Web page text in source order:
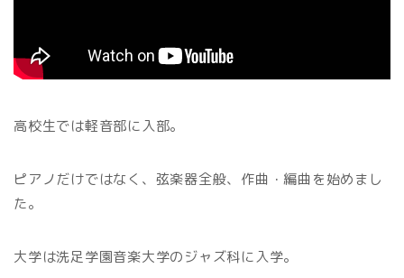
高校生では軽音部に入部。
ピアノだけではなく、弦楽器全般、作曲・編曲を始めまし
た。
大学は洗足学園音楽大学のジャズ科に入学。